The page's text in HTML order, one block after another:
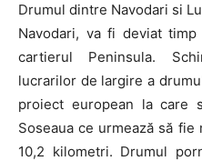
Drumul dintre Navodari si
Navodari, va fi deviat
cartierul Peninsula.
lucrarilor de largire a
proiect european la care
Soseaua ce urmează să
10,2 kilometri. Drumul